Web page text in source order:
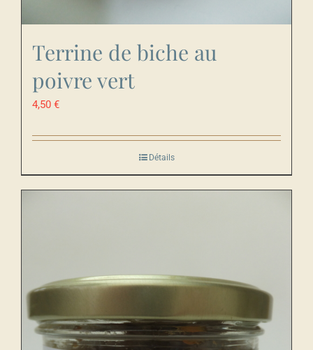
Terrine de biche au
poivre vert
4,50 €
Détails